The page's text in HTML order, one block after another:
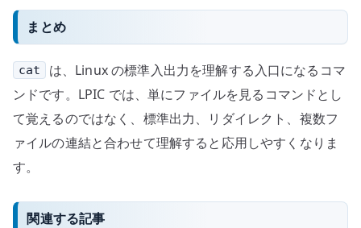
まとめ
cat
は、Linux の標準入出力を理解する入口になるコマ
ンドです。LPIC では、単にファイルを見るコマンドとし
て覚えるのではなく、標準出力、リダイレクト、複数フ
ァイルの連結と合わせて理解すると応用しやすくなりま
す。
関連する記事